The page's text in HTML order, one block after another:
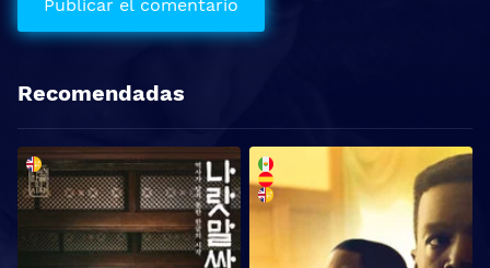
Recomendadas